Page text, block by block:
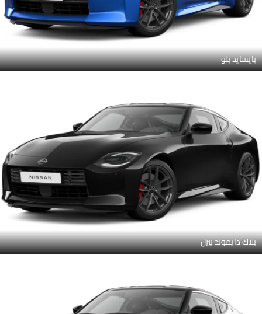
بايسايد بلو
بلاك دايموند بيرل